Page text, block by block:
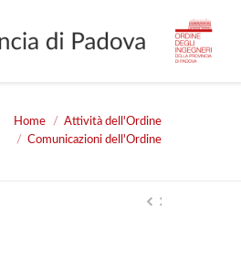
You are here:
Home
Attività dell'Ordine
Comunicazioni dell'Ordine